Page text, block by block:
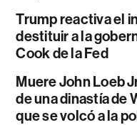
Trump reactiva el
destituir a la
Cook de la Fed
Muere John Loeb
de una dinastía de
que se volcó a la